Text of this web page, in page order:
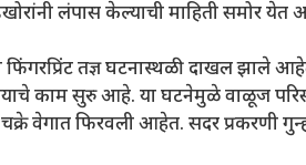
लंपास केल्याची माहिती समोर येत
तज्ञ घटनास्थळी दाखल झाले
काम सुरु आहे. या घटनेमुळे वाळूज
वेगात फिरवली आहेत. सदर प्रकरणी